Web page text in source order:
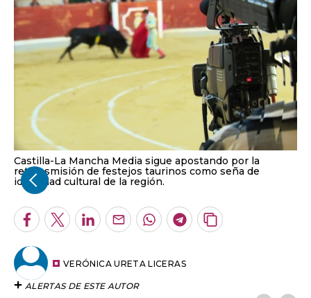
Castilla-La Mancha Media sigue apostando por la
retransmisión de festejos taurinos como seña de
identidad cultural de la región.
Facebook
TwitterLinkedInEnviarWhatsapp
Telegram
Copiar
VERÓNICA URETA LICERAS
ALERTAS DE ESTE AUTOR